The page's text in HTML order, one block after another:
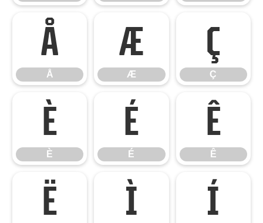
Å
Å
Æ
Æ
Ç
Ç
È
È
É
É
Ê
Ê
Ë Ì Í